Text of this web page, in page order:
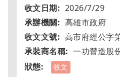
2026/7/29
高雄市政府
高市府經公字
一功營造股
收文